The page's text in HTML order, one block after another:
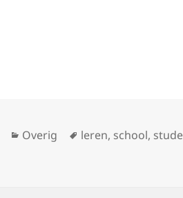
Categorieën
Overig Tags
leren, school,